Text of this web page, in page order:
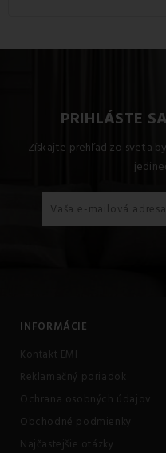
PRIHLÁSTE
Získajte prehľad zo sveta
INFORMÁCIE
Kontakt EMI
Reklamačný poriadok
Ochrana osobných údajov
Obchodné podmienky
Najčastejšie otázky